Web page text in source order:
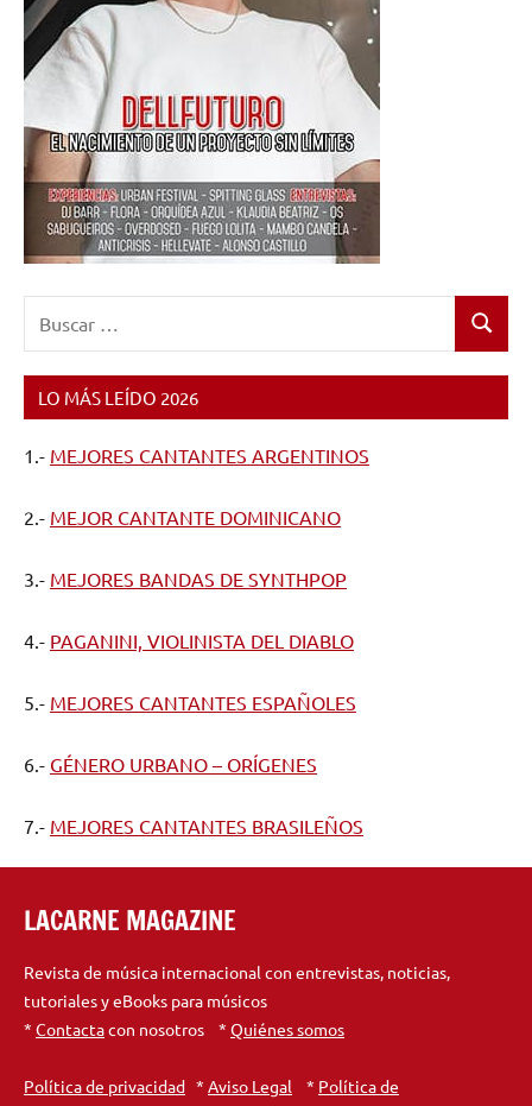
Buscar
LO MÁS LEÍDO 2026
1.- MEJORES CANTANTES ARGENTINOS
2.- MEJOR CANTANTE DOMINICANO
3.- MEJORES BANDAS DE SYNTHPOP
4.- PAGANINI, VIOLINISTA DEL DIABLO
5.- MEJORES CANTANTES ESPAÑOLES
6.- GÉNERO URBANO – ORÍGENES
7.- MEJORES CANTANTES BRASILEÑOS
LACARNE MAGAZINE
Revista de música internacional con entrevistas, noticias,
tutoriales y eBooks para músicos
* Contactacon nosotros * Quiénes somos
Política de privacidad * Aviso Legal * Política de